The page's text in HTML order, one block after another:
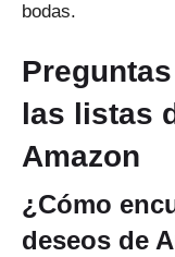
bodas.
las listas
Amazon
¿Cómo
deseos de